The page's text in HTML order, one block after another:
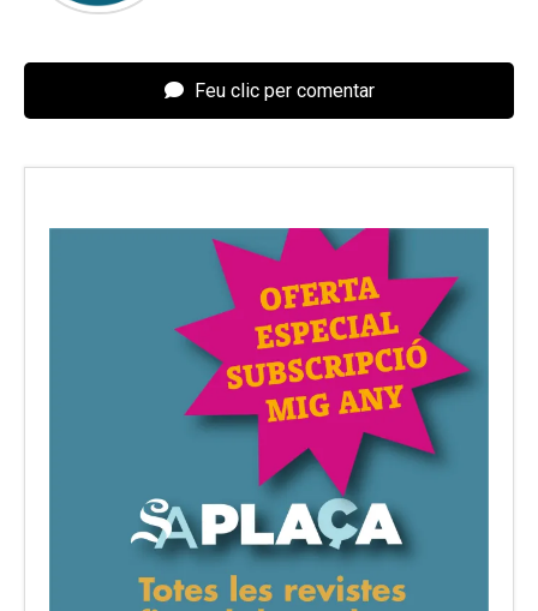
Feu clic per comentar